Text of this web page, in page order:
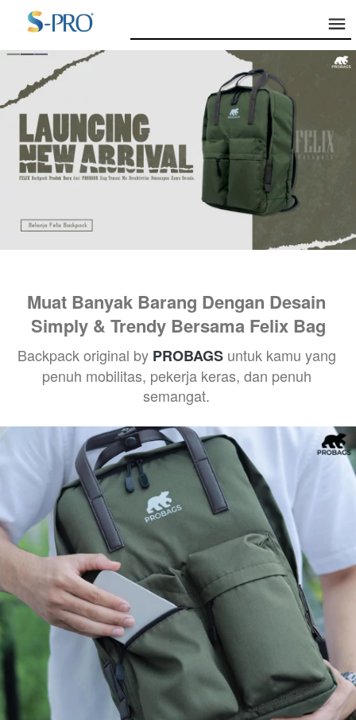
Muat Banyak Barang Dengan Desain
Simply & Trendy Bersama Felix Bag
Backpack original by PROBAGS untuk kamu yang
penuh mobilitas, pekerja keras, dan penuh
semangat.